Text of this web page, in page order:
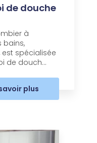
de douche
à
bains,
est spécialisée
de douch...
plus